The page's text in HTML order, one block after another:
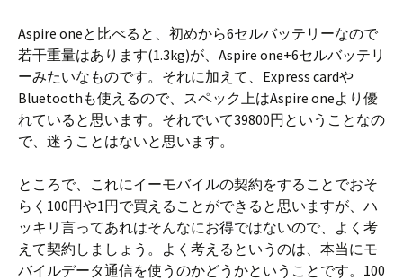
Aspire oneと比べると、初めから6セルバッテリーなので
若干重量はあります(1.3kg)が、Aspire one+6セルバッテリ
ーみたいなものです。それに加えて、Express cardや
Bluetoothも使えるので、スペック上はAspire oneより優
れていると思います。それでいて39800円ということなの
で、迷うことはないと思います。
ところで、これにイーモバイルの契約をすることでおそ
らく100円や1円で買えることができると思いますが、ハ
ッキリ言ってあれはそんなにお得ではないので、よく考
えて契約しましょう。よく考えるというのは、本当にモ
バイルデータ通信を使うのかどうかということです。100